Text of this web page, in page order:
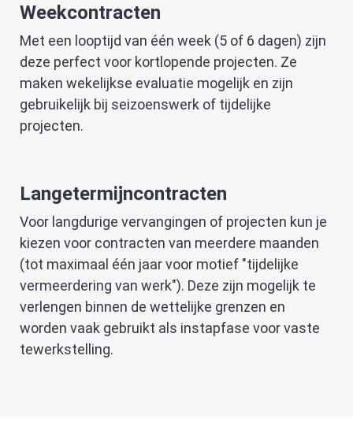
Weekcontracten
Met een looptijd van één week (5 of 6 dagen) zijn
deze perfect voor kortlopende projecten. Ze
maken wekelijkse evaluatie mogelijk en zijn
gebruikelijk bij seizoenswerk of tijdelijke
projecten.
Langetermijncontracten
Voor langdurige vervangingen of projecten kun je
kiezen voor contracten van meerdere maanden
(tot maximaal één jaar voor motief "tijdelijke
vermeerdering van werk"). Deze zijn mogelijk te
verlengen binnen de wettelijke grenzen en
worden vaak gebruikt als instapfase voor vaste
tewerkstelling.